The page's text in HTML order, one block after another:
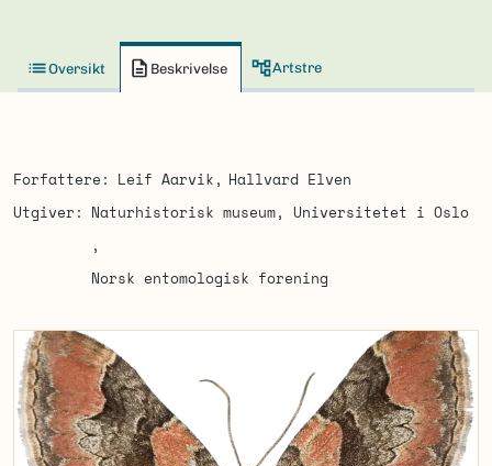
Oversikt Beskrivelse Artstre
Forfattere Leif Aarvik
Hallvard Elven
Utgiver
Naturhistorisk museum, Universitetet i Oslo
Norsk entomologisk forening